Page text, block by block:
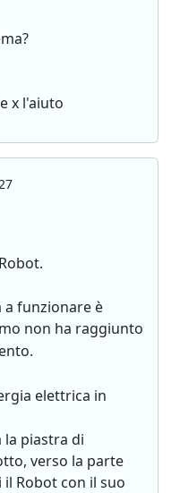
x l'aiuto
funzionare è
non ha raggiunto
elettrica in
piastra di
verso la parte
Robot con il suo